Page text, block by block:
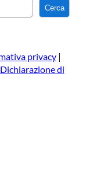
Cerca
privacy|
Dichiarazione di